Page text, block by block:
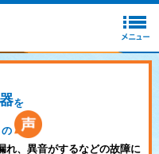
を
の
れ、異音がするなどの故障に